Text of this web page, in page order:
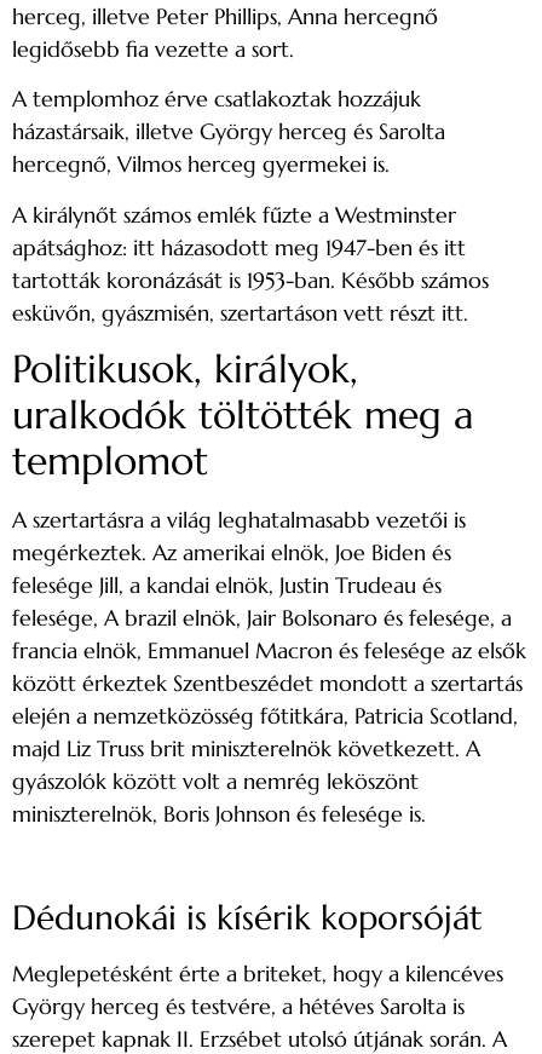
herceg, illetve Peter Phillips, Anna hercegnő
legidősebb fia vezette a sort.
A templomhoz érve csatlakoztak hozzájuk
házastársaik, illetve György herceg és Sarolta
hercegnő, Vilmos herceg gyermekei is.
A királynőt számos emlék fűzte a Westminster
apátsághoz: itt házasodott meg 1947-ben és itt
tartották koronázását is 1953-ban. Később számos
esküvőn, gyászmisén, szertartáson vett részt itt.
Politikusok, királyok,
uralkodók töltötték meg a
templomot
A szertartásra a világ leghatalmasabb vezetői is
megérkeztek. Az amerikai elnök, Joe Biden és
felesége Jill, a kandai elnök, Justin Trudeau és
felesége, A brazil elnök, Jair Bolsonaro és felesége, a
francia elnök, Emmanuel Macron és felesége az elsők
között érkeztek Szentbeszédet mondott a szertartás
elején a nemzetközösség főtitkára, Patricia Scotland,
majd Liz Truss brit miniszterelnök következett. A
gyászolók között volt a nemrég leköszönt
miniszterelnök, Boris Johnson és felesége is.
Dédunokái is kísérik koporsóját
Meglepetésként érte a briteket, hogy a kilencéves
György herceg és testvére, a hétéves Sarolta is
szerepet kapnak II. Erzsébet utolsó útjának során. A